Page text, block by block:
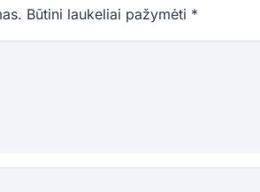
Būtini laukeliai pažymėti *